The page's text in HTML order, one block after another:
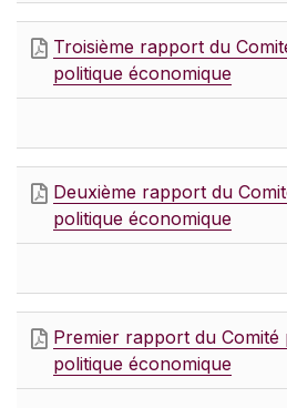
Troisième rapport du
politique économique
Deuxième rapport du
politique économique
Premier rapport du Comité
politique économique